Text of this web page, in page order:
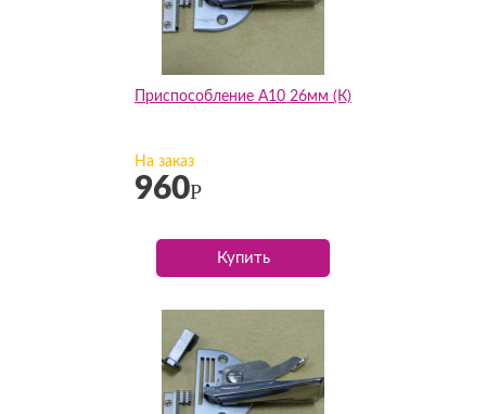
Приспособление А10 26мм (К)
На заказ
960Р
Купить